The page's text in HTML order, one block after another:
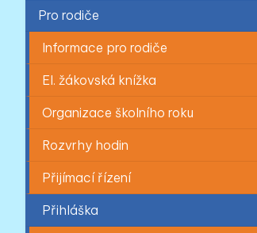
Pro rodiče
Informace pro rodiče
El. žákovská knížka
Organizace školního roku
Rozvrhy hodin
Přijímací řízení
Přihláška